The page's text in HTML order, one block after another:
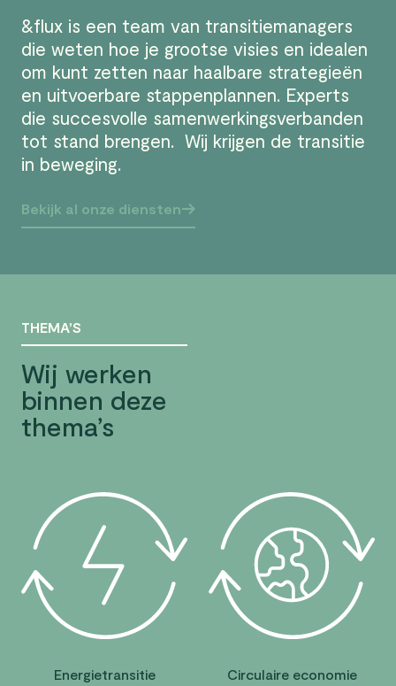
&flux is een team van transitiemanagers
die weten hoe je grootse visies en idealen
om kunt zetten naar haalbare strategieën
en uitvoerbare stappenplannen. Experts
die succesvolle samenwerkingsverbanden
tot stand brengen. Wij krijgen de transitie
in beweging.
Bekijk al onze diensten
THEMA’S
Wij werken
binnen deze
thema’s
Energietransitie Circulaire economie